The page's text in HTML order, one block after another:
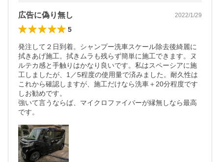
広告に偽り無し 2022/1/29
5
発注して２日到着。シャンプー洗車スケール除去後綺麗に
拭きあげ施工。拭きムラも残らず簡単に施工できます。ヌ
ルテカ感と手触りはかなり良いです。私はスペーシアに施
工しましたが、1／5程度の使用量で済みました。耐久性は
これから確認しますが、施工だけなら洗車＋20分程度です
しお勧めです。
強いて言うならば、マイクロファイバーが縁無しなら最高
です。